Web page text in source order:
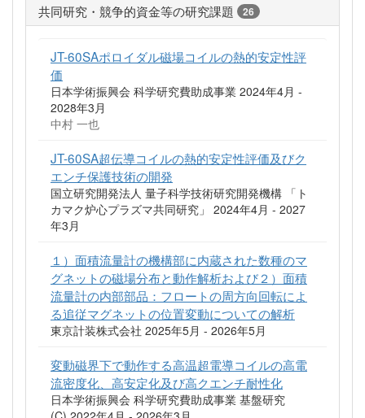
共同研究・競争的資金等の研究課題 26
JT-60SAポロイダル磁場コイルの熱的安定性評
価
日本学術振興会 科学研究費助成事業 2024年4月 -
2028年3月
中村 一也
JT-60SA超伝導コイルの熱的安定性評価及びク
エンチ保護技術の開発
国立研究開発法人 量子科学技術研究開発機構 「ト
カマク炉心プラズマ共同研究」 2024年4月 - 2027
年3月
１）面積流量計の機構部に内蔵された数種のマ
グネットの磁場分布と動作解析および２）面積
流量計の内部部品：フロートの周方向回転によ
る追従マグネットの位置変動についての解析
東京計装株式会社 2025年5月 - 2026年5月
変動磁界下で動作する高温超電導コイルの高電
流密度化、高安定化及び高クエンチ耐性化
日本学術振興会 科学研究費助成事業 基盤研究